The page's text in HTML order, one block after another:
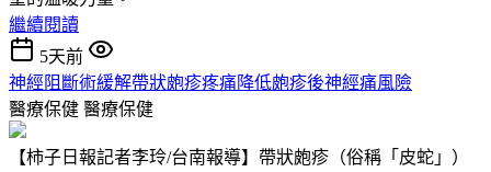
繼續閱讀
5天前
神經阻斷術緩解帶狀皰疹疼痛降低皰疹後神經痛風險
醫療保健 醫療保健
【柿子日報記者李玲/台南報導】帶狀皰疹（俗稱「皮蛇」）